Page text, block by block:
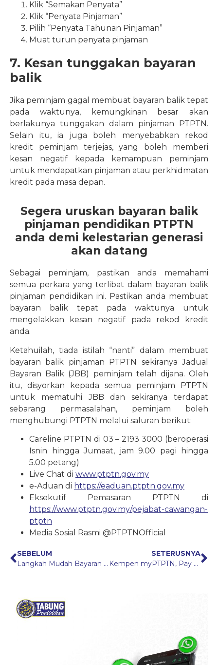
Klik “Semakan Penyata”
Klik “Penyata Pinjaman”
Pilih “Penyata Tahunan Pinjaman”
Muat turun penyata pinjaman
7. Kesan tunggakan bayaran
balik
Jika peminjam gagal membuat bayaran balik tepat
pada waktunya, kemungkinan besar akan
berlakunya tunggakan dalam pinjaman PTPTN.
Selain itu, ia juga boleh menyebabkan rekod
kredit peminjam terjejas, yang boleh memberi
kesan negatif kepada kemampuan peminjam
untuk mendapatkan pinjaman atau perkhidmatan
kredit pada masa depan.
Segera uruskan bayaran balik
pinjaman pendidikan PTPTN
anda demi kelestarian generasi
akan datang
Sebagai peminjam, pastikan anda memahami
semua perkara yang terlibat dalam bayaran balik
pinjaman pendidikan ini. Pastikan anda membuat
bayaran balik tepat pada waktunya untuk
mengelakkan kesan negatif pada rekod kredit
anda.
Ketahuilah, tiada istilah “nanti” dalam membuat
bayaran balik pinjaman PTPTN sekiranya Jadual
Bayaran Balik (JBB) peminjam telah dijana. Oleh
itu, disyorkan kepada semua peminjam PTPTN
untuk mematuhi JBB dan sekiranya terdapat
sebarang permasalahan, peminjam boleh
menghubungi PTPTN melalui saluran berikut:
Careline PTPTN di 03 – 2193 3000 (beroperasi
Isnin hingga Jumaat, jam 9.00 pagi hingga
5.00 petang)
Live Chat di www.ptptn.gov.my
e-Aduan di https://eaduan.ptptn.gov.my
Eksekutif Pemasaran PTPTN di
https://www.ptptn.gov.my/pejabat-cawangan-
ptptn
Media Sosial Rasmi @PTPTNOfficial
SEBELUM
Langkah Mudah Bayaran Balik Pinjaman PTPTN Melalui KWSP
SETERUSNYA
Kempen myPTPTN, Pay 2Win!